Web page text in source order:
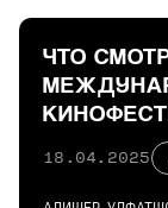
ЧТО
18.04.2025